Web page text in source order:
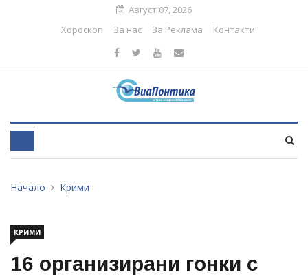
Август 07, 2026
Хороскоп
За нас За Реклама Контакти
Начало Крими
КРИМИ
16 организирани гонки с